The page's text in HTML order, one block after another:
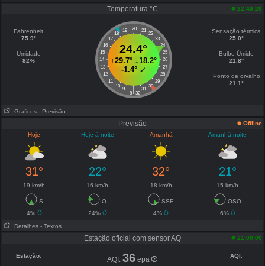
Temperatura °C
22:49:20
Fahrenheit
75.9°
Umidade
82%
20
19 21
18
22
17
23
16
24
15
25
14
26
13
27
12
28
11
29
10
30
9 31
|
8 32
24.4°
↑29.7°↓18.2°
-1.4°↙
Sensação térmica
25.0°
Bulbo Úmido
21.8°
Ponto de orvalho
21.1°
Gráficos - Previsão
Previsão
Offline
Hoje
Hoje à noite Amanhã Amanhã noite
31° 22° 32° 21°
19 km/h 16 km/h 18 km/h 15 km/h
S O SSE
OSO
4%
24% 4%
6%
Detalhes - Textos
Estação oficial com sensor AQ 21:00:00
Estação: AQI:36 epa AQI: